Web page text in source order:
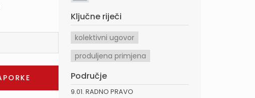
Ključne riječi
kolektivni ugovor
produljena primjena
Područje
9.01. RADNO PRAVO